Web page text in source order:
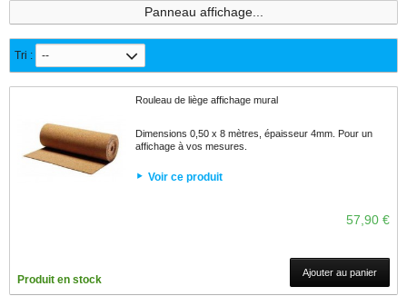
Panneau affichage...
Tri : --
Rouleau de liège affichage mural
Dimensions 0,50 x 8 mètres, épaisseur 4mm. Pour un
affichage à vos mesures.
Voir ce produit
57,90 €
Produit en stock
Ajouter au panier